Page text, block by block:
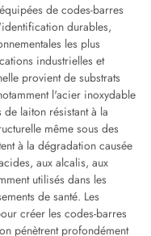
de codes-barres
durables,
les plus
industrielles et
provient de substrats
l'acier inoxydable
laiton résistant à la
même sous des
à la dégradation causée
aux alcalis, aux
utilisés dans les
de santé. Les
créer les codes-barres
pénètrent profondément